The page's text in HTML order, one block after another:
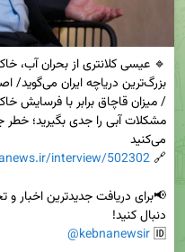
🔗
interview/502302
🆔
@kebnanewsir